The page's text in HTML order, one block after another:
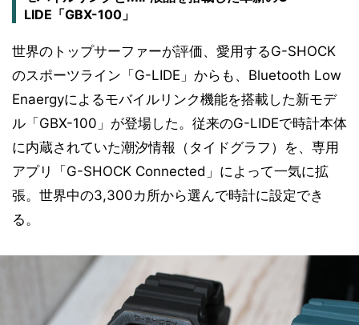
LIDE「GBX-100」
世界のトップサーファーが評価、愛用するG-SHOCK
のスポーツライン「G-LIDE」からも、Bluetooth Low
Enaergyによるモバイルリンク機能を搭載した新モデ
ル「GBX-100」が登場した。従来のG-LIDEで時計本体
に内蔵されていた潮汐情報（タイドグラフ）を、専用
アプリ「G-SHOCK Connected」によって一気に拡
張。世界中の3,300カ所から選んで時計に設定でき
る。